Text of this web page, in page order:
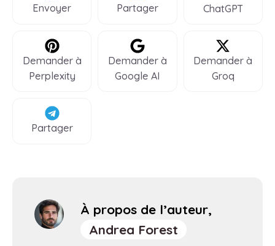
Envoyer Partager
ChatGPT
Demander à
Perplexity
Demander à
Google AI
Demander à
Groq
Partager
À propos de l’auteur,
Andrea Forest